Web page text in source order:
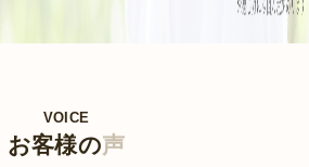
VOICE
お客様の声